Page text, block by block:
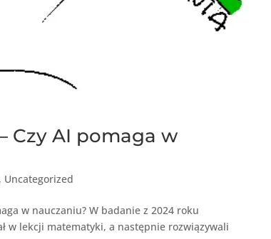
Czy AI pomaga w
, Uncategorized
w nauczaniu? W badanie z 2024 roku
w lekcji matematyki, a następnie rozwiązywali